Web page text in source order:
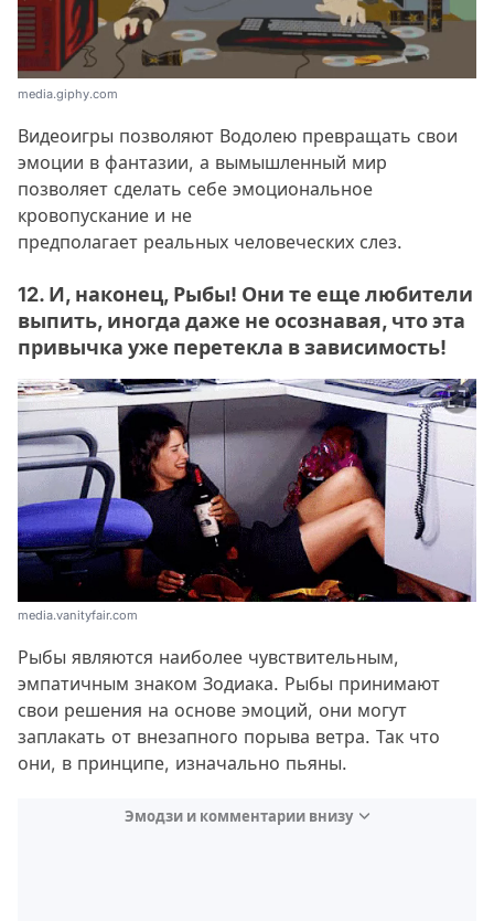
media.giphy.com
Видеоигры позволяют Водолею превращать свои
эмоции в фантазии, а вымышленный мир
позволяет сделать себе эмоциональное
кровопускание и не
предполагает реальных человеческих слез.
12. И, наконец, Рыбы! Они те еще любители
выпить, иногда даже не осознавая, что эта
привычка уже перетекла в зависимость!
media.vanityfair.com
Рыбы являются наиболее чувствительным,
эмпатичным знаком Зодиака. Рыбы принимают
свои решения на основе эмоций, они могут
заплакать от внезапного порыва ветра. Так что
они, в принципе, изначально пьяны.
Эмодзи и комментарии внизу